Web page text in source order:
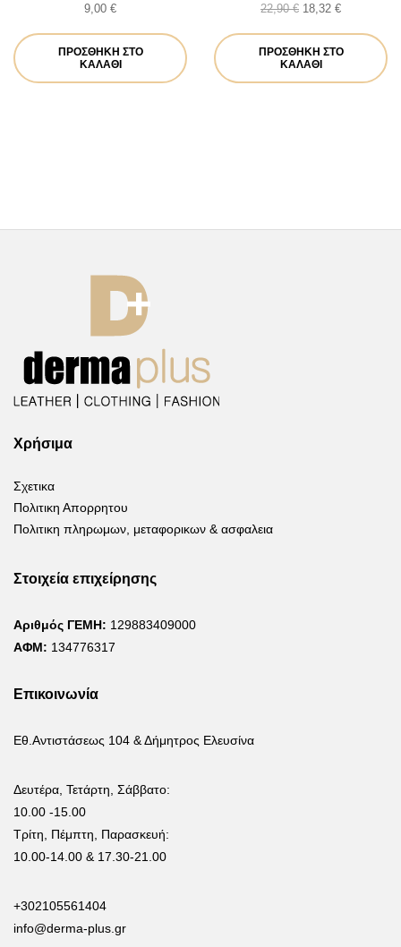
9,00 €
ΠΡΟΣΘΉΚΗ ΣΤΟ
ΚΑΛΆΘΙ
22,90€ Original
22,90 €.
18,32 €Η
18,32 €.
ΠΡΟΣΘΉΚΗ ΣΤΟ
ΚΑΛΆΘΙ
Χρήσιμα
Σχετικα
Πολιτικη Απορρητου
Πολιτικη πληρωμων, μεταφορικων & ασφαλεια
Στοιχεία επιχείρησης
Αριθμός ΓΕΜΗ: 129883409000
ΑΦΜ: 134776317
Επικοινωνία
Εθ.Αντιστάσεως 104 & Δήμητρος Ελευσίνα
Δευτέρα, Τετάρτη, Σάββατο:
10.00 -15.00
Τρίτη, Πέμπτη, Παρασκευή:
10.00-14.00 & 17.30-21.00
+302105561404
info@derma-plus.gr